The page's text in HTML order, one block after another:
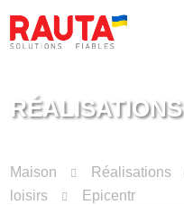
RÉALISATIONS
Maison Réalisations
loisirs
Epicentr